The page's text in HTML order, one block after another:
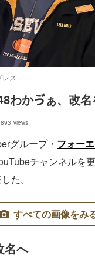
ス
わかゔぁ、改
views
グループ・ フォー
チャンネルを
た。
すべての画像をみ
名へ